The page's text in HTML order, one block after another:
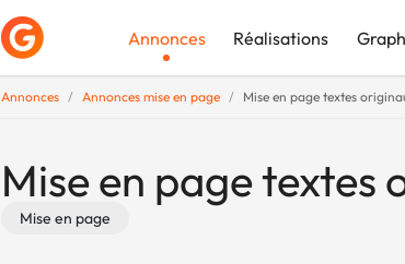
Annonces Réalisations
Annonces Annonces mise en page Mise en page textes
Mise en page textes
Mise en page